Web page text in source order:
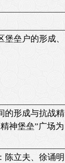
垒户的形成、
的形成与抗战精
精神堡垒”广场为
陈立夫、徐诵明